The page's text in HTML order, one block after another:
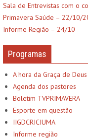
Sala de Entrevistas com o
Primavera Saúde – 22/10/
Informe Região – 24/10
Programas
A hora da Graça de Deus
Agenda dos pastores
Boletim TVPRIMAVERA
Esporte em questão
IIGDCRICIUMA
Informe região